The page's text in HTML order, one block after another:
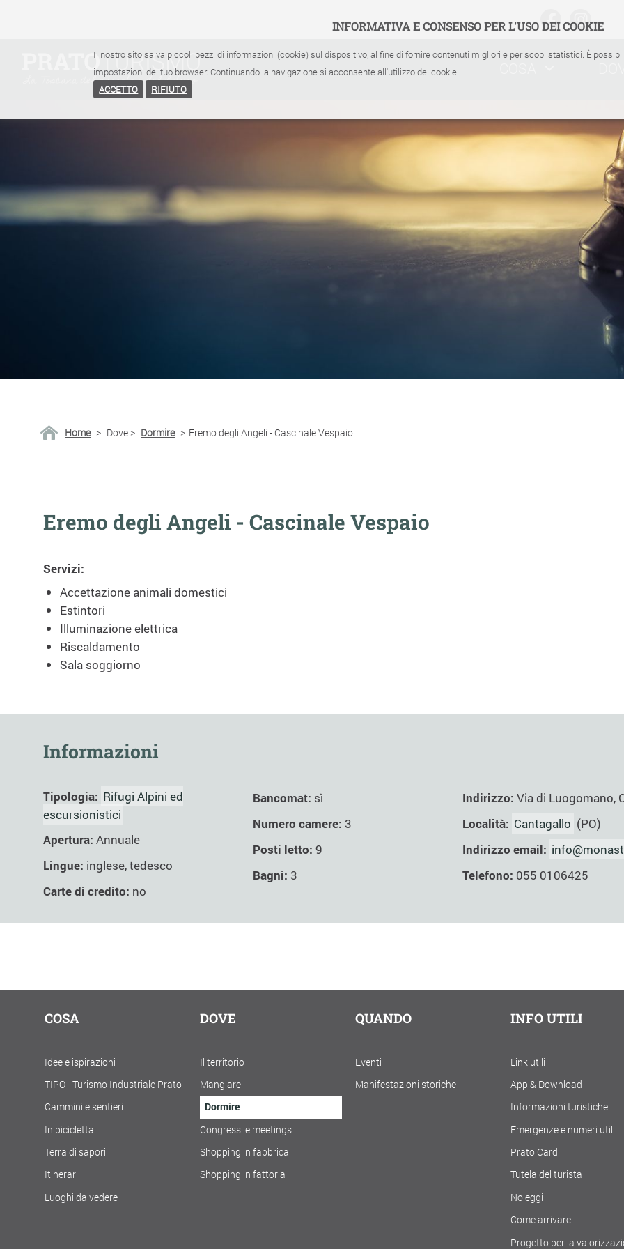
INFORMATIVA E CONSENSO PER L'USO DEI COOKIE
Il nostro sito salva piccoli pezzi di informazioni (cookie) sul dispositivo, al fine di fornire contenuti migliori e per scopi statistici. È
impostazioni del tuo browser. Continuando la navigazione si acconsente all'utilizzo dei cookie.
ACCETTO
RIFIUTO
Home > Dove > Dormire > Eremo degli Angeli - Cascinale Vespaio
Eremo degli Angeli - Cascinale Vespaio
Servizi:
Accettazione animali domestici
Estintori
Illuminazione elettrica
Riscaldamento
Sala soggiorno
Informazioni
Tipologia: Rifugi Alpini ed
escursionistici
Apertura: Annuale
Lingue: inglese, tedesco
Carte di credito: no
Bancomat: sì
Numero camere: 3
Posti letto: 9
Bagni: 3
Indirizzo: Via di Luogomano,
Località: Cantagallo (PO)
Indirizzo email:
Telefono: 055 0106425
COSA
Idee e ispirazioni
TIPO - Turismo Industriale Prato
Cammini e sentieri
In bicicletta
Terra di sapori
Itinerari
Luoghi da vedere
DOVE
Il territorio
Mangiare
Dormire
Congressi e meetings
Shopping in fabbrica
Shopping in fattoria
QUANDO
Eventi
Manifestazioni storiche
INFO UTILI
Link utili
App & Download
Informazioni turistiche
Emergenze e numeri utili
Prato Card
Tutela del turista
Noleggi
Come arrivare
Progetto per la